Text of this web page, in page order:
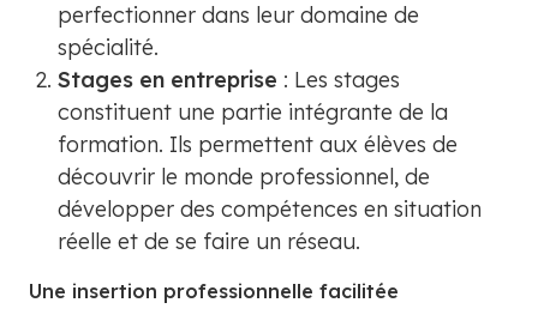
perfectionner dans leur domaine de
spécialité.
Stages en entreprise : Les stages
constituent une partie intégrante de la
formation. Ils permettent aux élèves de
découvrir le monde professionnel, de
développer des compétences en situation
réelle et de se faire un réseau.
Une insertion professionnelle facilitée